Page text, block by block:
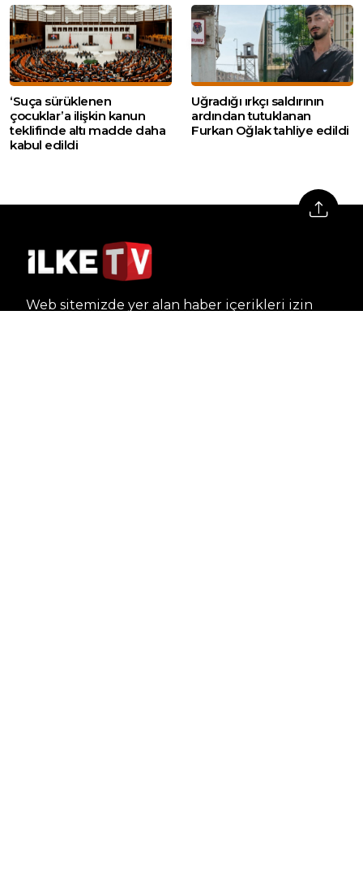
‘Suça sürüklenen
çocuklar’a ilişkin kanun
teklifinde altı madde daha
kabul edildi
Uğradığı ırkçı saldırının
ardından tutuklanan
Furkan Oğlak tahliye edildi
Web sitemizde yer alan haber içerikleri izin